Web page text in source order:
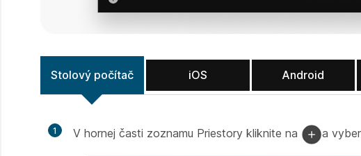
Stolový počítač iOS Android
1 V hornej časti zoznamu Priestory kliknite na a